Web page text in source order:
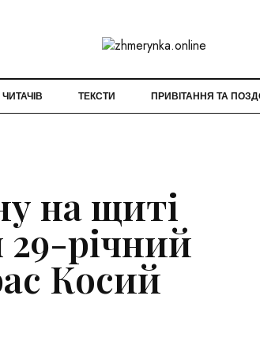
ТЕКСТИ ПРИВІТАННЯ ТА
на щиті
29-річний
Косий